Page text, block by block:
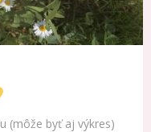
(môže byť aj výkres)